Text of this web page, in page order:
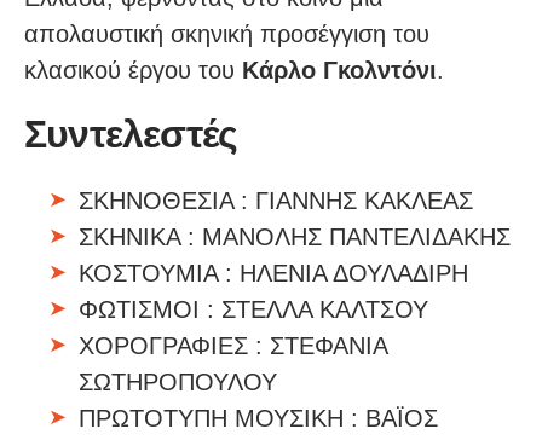
απολαυστική σκηνική προσέγγιση του
κλασικού έργου του Κάρλο Γκολντόνι.
Συντελεστές
ΣΚΗΝΟΘΕΣΙΑ : ΓΙΑΝΝΗΣ ΚΑΚΛΕΑΣ
ΣΚΗΝΙΚΑ : ΜΑΝΟΛΗΣ ΠΑΝΤΕΛΙΔΑΚΗΣ
ΚΟΣΤΟΥΜΙΑ : ΗΛΕΝΙΑ ΔΟΥΛΑΔΙΡΗ
ΦΩΤΙΣΜΟΙ : ΣΤΕΛΛΑ ΚΑΛΤΣΟΥ
ΧΟΡΟΓΡΑΦΙΕΣ : ΣΤΕΦΑΝΙΑ
ΣΩΤΗΡΟΠΟΥΛΟΥ
ΠΡΩΤΟΤΥΠΗ ΜΟΥΣΙΚΗ : ΒΑΪΟΣ